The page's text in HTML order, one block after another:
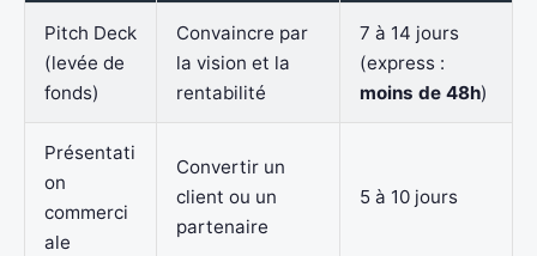
Pitch Deck
(levée de
fonds)
Convaincre par
la vision et la
rentabilité
7 à 14 jours
(express :
moins de 48h)
Présentati
on
commerci
ale
Convertir un
client ou un
partenaire
5 à 10 jours